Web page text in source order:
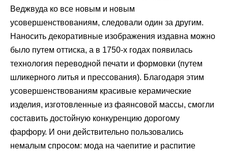
Веджвуда ко все новым и новым
усовершенствованиям, следовали один за другим.
Наносить декоративные изображения издавна можно
было путем оттиска, а в 1750-х годах появилась
технология переводной печати и формовки (путем
шликерного литья и прессования). Благодаря этим
усовершенствованиям красивые керамические
изделия, изготовленные из фаянсовой массы, смогли
составить достойную конкуренцию дорогому
фарфору. И они действительно пользовались
немалым спросом: мода на чаепитие и распитие